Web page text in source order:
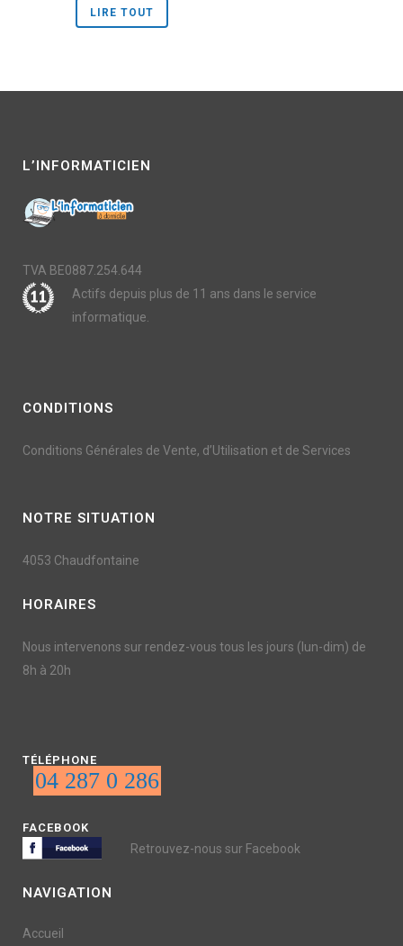
LIRE TOUT
L’INFORMATICIEN
TVA BE0887.254.644
Actifs depuis plus de 11 ans dans le service
informatique.
CONDITIONS
Conditions Générales de Vente, d’Utilisation et de Services
NOTRE SITUATION
4053 Chaudfontaine
HORAIRES
Nous intervenons sur rendez-vous tous les jours (lun-dim) de
8h à 20h
TÉLÉPHONE
04 287 0 286
FACEBOOK
Retrouvez-nous sur Facebook
NAVIGATION
Accueil